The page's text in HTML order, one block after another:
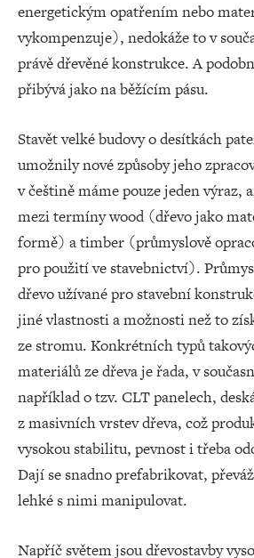
energetickým opatřením nebo
vykompenzuje), nedokáže to v
právě dřevěné konstrukce. A
přibývá jako na běžícím pásu.
Stavět velké budovy o desítkách
umožnily nové způsoby jeho
v češtině máme pouze jeden výraz,
mezi termíny wood (dřevo jako
formě) a timber (průmyslově
pro použití ve stavebnictví).
dřevo užívané pro stavební
jiné vlastnosti a možnosti než to
ze stromu. Konkrétních typů
materiálů ze dřeva je řada, v
například o tzv. CLT panelech,
z masivních vrstev dřeva, což
vysokou stabilitu, pevnost i třeba
Dají se snadno prefabrikovat,
lehké s nimi manipulovat.
Napříč světem jsou dřevostavby